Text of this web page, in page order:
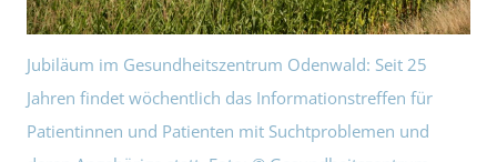
Jubiläum im Gesundheitszentrum Odenwald: Seit 25
Jahren findet wöchentlich das Informationstreffen für
Patientinnen und Patienten mit Suchtproblemen und